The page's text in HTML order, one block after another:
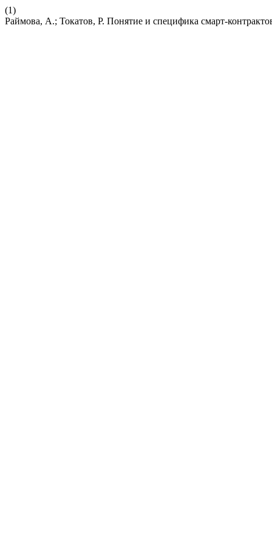
(1)
Раймова, А.; Токатов, Р. Понятие и специфика смарт-